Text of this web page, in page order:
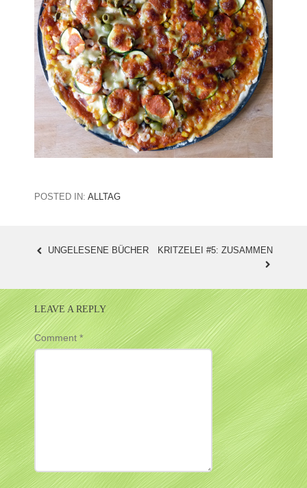
POSTED IN: ALLTAG
POST
NAVIGATION
UNGELESENE BÜCHER KRITZELEI #5: ZUSAMMEN
LEAVE A REPLY
Comment *